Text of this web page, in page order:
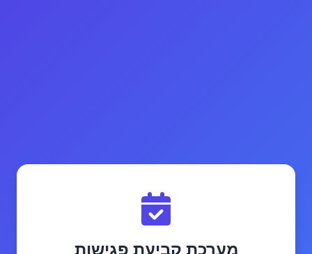
מערכת קביעת פגישות